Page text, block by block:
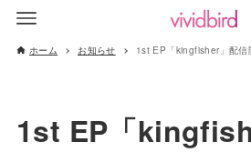
ホーム お知らせ 1st EP「kingfisher」配信
1st EP「